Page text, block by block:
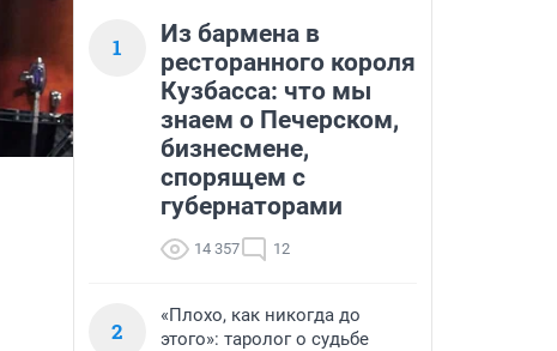
1
Из бармена в
ресторанного короля
Кузбасса: что мы
знаем о Печерском,
бизнесмене,
спорящем с
губернаторами
14 357 12
2
«Плохо, как никогда до
этого»: таролог о судьбе